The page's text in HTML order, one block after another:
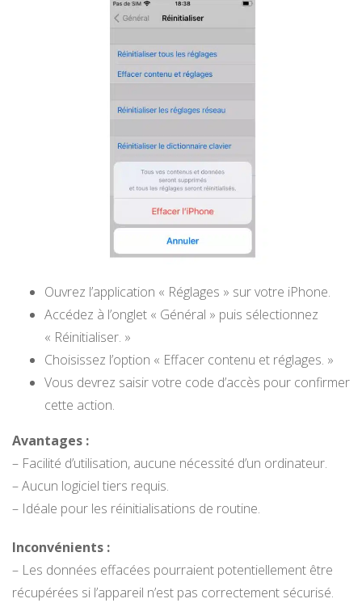
Ouvrez l’application « Réglages » sur votre iPhone.
Accédez à l’onglet « Général » puis sélectionnez
« Réinitialiser. »
Choisissez l’option « Effacer contenu et réglages. »
Vous devrez saisir votre code d’accès pour confirmer
cette action.
Avantages :
– Facilité d’utilisation, aucune nécessité d’un ordinateur.
– Aucun logiciel tiers requis.
– Idéale pour les réinitialisations de routine.
Inconvénients :
– Les données effacées pourraient potentiellement être
récupérées si l’appareil n’est pas correctement sécurisé.